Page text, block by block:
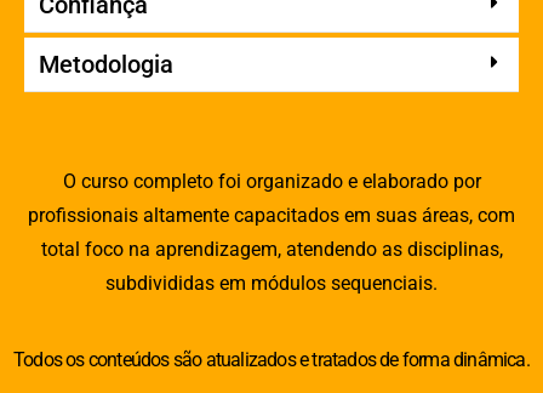
Metodologia
O curso completo foi organizado e elaborado por
profissionais altamente capacitados em suas áreas, com
total foco na aprendizagem, atendendo as disciplinas,
subdivididas em módulos sequenciais.
Todos os conteúdos são atualizados e tratados de forma dinâmica.